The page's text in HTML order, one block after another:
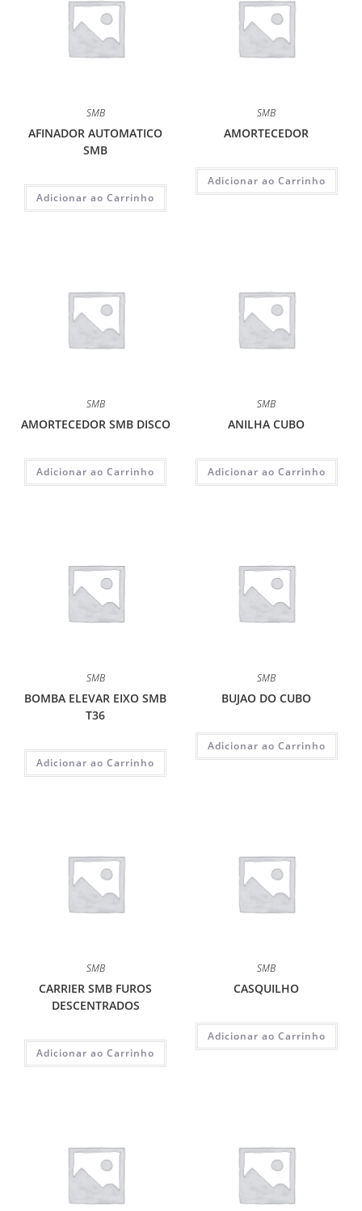
SMB
AFINADOR AUTOMATICO
SMB
Adicionar ao Carrinho
SMB
AMORTECEDOR
Adicionar ao Carrinho
SMB
AMORTECEDOR SMB DISCO
Adicionar ao Carrinho
SMB
ANILHA CUBO
Adicionar ao Carrinho
SMB
BOMBA ELEVAR EIXO SMB
T36
Adicionar ao Carrinho
SMB
BUJAO DO CUBO
Adicionar ao Carrinho
SMB
CARRIER SMB FUROS
DESCENTRADOS
Adicionar ao Carrinho
SMB
CASQUILHO
Adicionar ao Carrinho